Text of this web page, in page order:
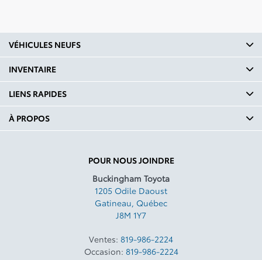
POUR NOUS JOINDRE
Buckingham Toyota
1205 Odile Daoust
Gatineau, Québec
J8M 1Y7
Ventes: 819-986-2224
Occasion: 819-986-2224
VÉHICULES NEUFS
INVENTAIRE
LIENS RAPIDES
À PROPOS